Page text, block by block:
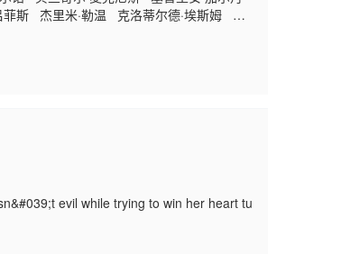
斯 杰里米·勒温 克洛蒂尔德·埃斯姆 多
蒂 玛拉·泰利安 Akache Busiah Cédric
evil while trying to win her heart tu